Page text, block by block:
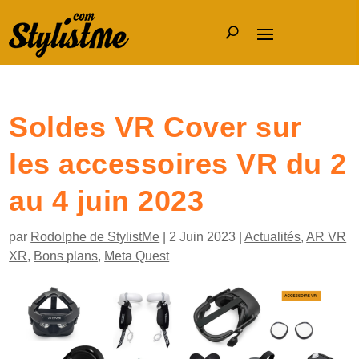
Soldes VR Cover sur
les accessoires VR du 2
au 4 juin 2023
par Rodolphe de StylistMe 2 Juin 2023 |Actualités,AR VR
XR, Bons plans, Meta Quest